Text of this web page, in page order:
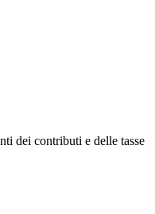
dei contributi e delle tasse